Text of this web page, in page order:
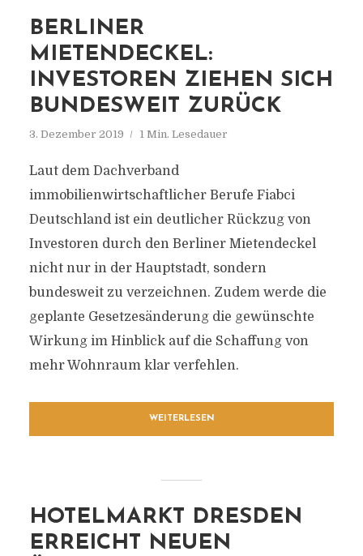
BERLINER
MIETENDECKEL:
INVESTOREN ZIEHEN SICH
BUNDESWEIT ZURÜCK
3. Dezember 2019 1 Min. Lesedauer
Laut dem Dachverband
immobilienwirtschaftlicher Berufe Fiabci
Deutschland ist ein deutlicher Rückzug von
Investoren durch den Berliner Mietendeckel
nicht nur in der Hauptstadt, sondern
bundesweit zu verzeichnen. Zudem werde die
geplante Gesetzesänderung die gewünschte
Wirkung im Hinblick auf die Schaffung von
mehr Wohnraum klar verfehlen.
WEITERLESEN
HOTELMARKT DRESDEN
ERREICHT NEUEN